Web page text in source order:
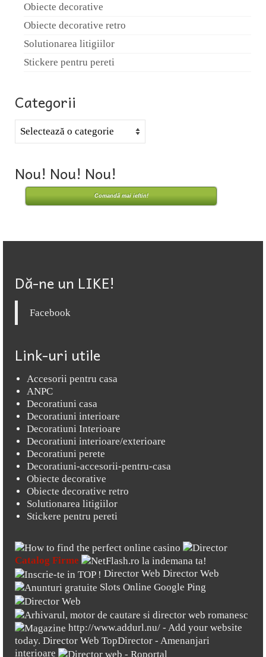
Obiecte decorative
Obiecte decorative retro
Solutionarea litigiilor
Stickere pentru pereti
Categorii
Categorii
Nou! Nou! Nou!
Comandă mai ieftin!
Dă-ne un LIKE!
Facebook
Link-uri utile
Accesorii pentru casa
ANPC
Decoratiuni casa
Decoratiuni interioare
Decoratiuni Interioare
Decoratiuni interioare/exterioare
Decoratiuni perete
Decoratiuni-accesorii-pentru-casa
Obiecte decorative
Obiecte decorative retro
Solutionarea litigiilor
Stickere pentru pereti
Catalog Firme
Director Web Director Web
Slots Online Google Ping
http://www.addurl.nu/ - Add your website
today. Director Web TopDirector - Amenanjari
interioare